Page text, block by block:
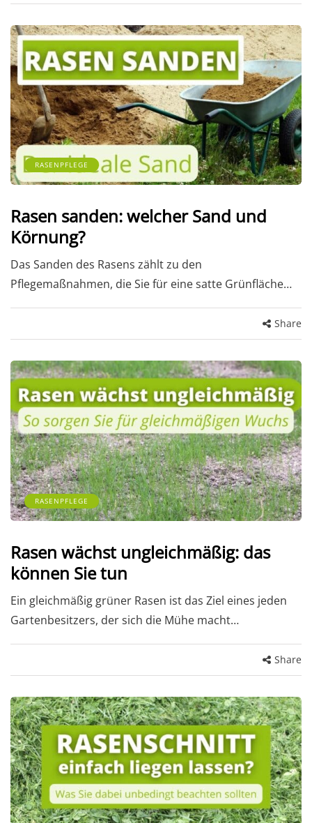
RASENPFLEGE
Rasen sanden: welcher Sand und
Körnung?
Das Sanden des Rasens zählt zu den
Pflegemaßnahmen, die Sie für eine satte Grünfläche…
Share
RASENPFLEGE
Rasen wächst ungleichmäßig: das
können Sie tun
Ein gleichmäßig grüner Rasen ist das Ziel eines jeden
Gartenbesitzers, der sich die Mühe macht…
Share